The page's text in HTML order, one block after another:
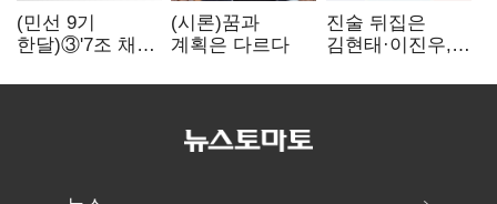
(민선 9기
한달)③'7조 채무'
추미애, 20년만에
(시론)꿈과
계획은 다르다
진술 뒤집은
김현태·이진우,
헌신"…법정서